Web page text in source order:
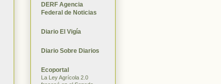
DERF Agencia
Federal de Noticias
Diario El Vigía
Diario Sobre Diarios
Ecoportal
La Ley Agrícola 2.0